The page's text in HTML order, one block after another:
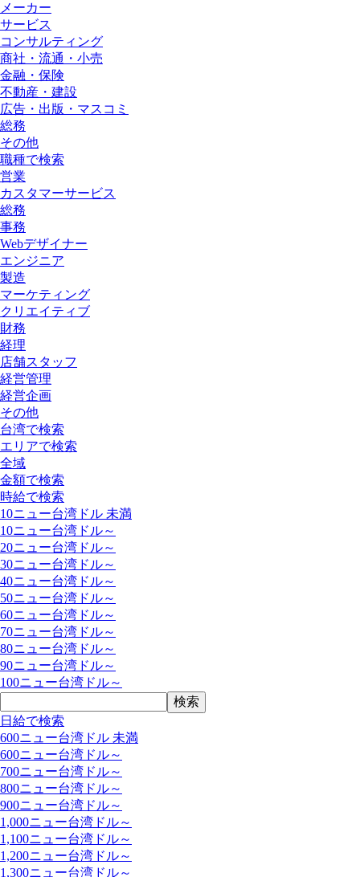
メーカー
サービス
コンサルティング
商社・流通・小売
金融・保険
不動産・建設
広告・出版・マスコミ
総務
その他
職種で検索
営業
カスタマーサービス
総務
事務
Webデザイナー
エンジニア
製造
マーケティング
クリエイティブ
財務
経理
店舗スタッフ
経営管理
経営企画
その他
台湾で検索
エリアで検索
全域
金額で検索
時給で検索
10ニュー台湾ドル 未満
10ニュー台湾ドル～
20ニュー台湾ドル～
30ニュー台湾ドル～
40ニュー台湾ドル～
50ニュー台湾ドル～
60ニュー台湾ドル～
70ニュー台湾ドル～
80ニュー台湾ドル～
90ニュー台湾ドル～
100ニュー台湾ドル～
日給で検索
600ニュー台湾ドル 未満
600ニュー台湾ドル～
700ニュー台湾ドル～
800ニュー台湾ドル～
900ニュー台湾ドル～
1,000ニュー台湾ドル～
1,100ニュー台湾ドル～
1,200ニュー台湾ドル～
1,300ニュー台湾ドル～